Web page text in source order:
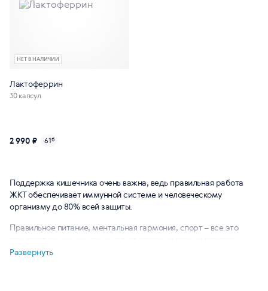
НЕТ В НАЛИЧИИ
Лактоферрин
30 капсул
2 990 ₽ 61б
Поддержка кишечника очень важна, ведь правильная работа
ЖКТ обеспечивает иммунной системе и человеческому
организму до 80% всей защиты.
Правильное питание, ментальная гармония, спорт – все это
бактерий. Если с ЖКТ что-то не в порядке, риск подхватить даже
Развернуть